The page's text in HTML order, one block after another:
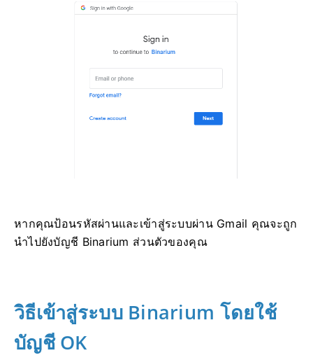
หากคุณป้อนรหัสผ่านและเข้าสู่ระบบผ่าน Gmail คุณจะถูก
นำไปยังบัญชี Binarium ส่วนตัวของคุณ
วิธีเข้าสู่ระบบ Binarium โดยใช้
บัญชี OK